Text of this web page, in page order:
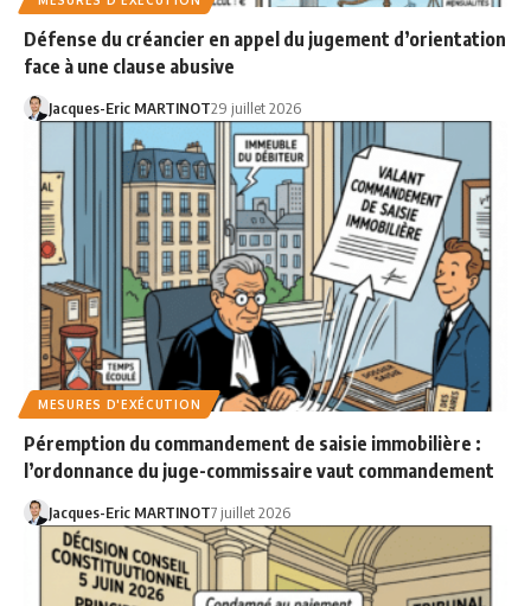
Défense du créancier en appel du jugement d’orientation
face à une clause abusive
Jacques-Eric MARTINOT29 juillet 2026
MESURES D'EXÉCUTION
Péremption du commandement de saisie immobilière :
l’ordonnance du juge-commissaire vaut commandement
Jacques-Eric MARTINOT7 juillet 2026